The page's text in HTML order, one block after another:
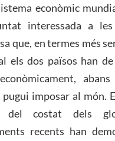
econòmic
interessada a
que, en termes més
els dos països han
pugui imposar al món.
costat dels
recents han